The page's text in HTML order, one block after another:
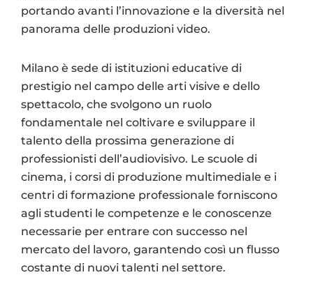
portando avanti l’innovazione e la diversità nel
panorama delle produzioni video.
Milano è sede di istituzioni educative di
prestigio nel campo delle arti visive e dello
spettacolo, che svolgono un ruolo
fondamentale nel coltivare e sviluppare il
talento della prossima generazione di
professionisti dell’audiovisivo. Le scuole di
cinema, i corsi di produzione multimediale e i
centri di formazione professionale forniscono
agli studenti le competenze e le conoscenze
necessarie per entrare con successo nel
mercato del lavoro, garantendo così un flusso
costante di nuovi talenti nel settore.